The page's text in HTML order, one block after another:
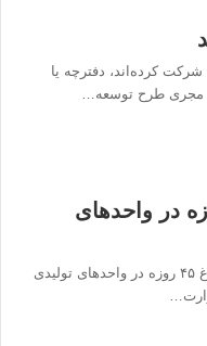
اکثر زنبوردارانی که در سرشماری سال ۱۳۹۸ شرکت کرده‌اند، دفترچه یا
مجری طرح توسعه…
نگهداری مرغ ۴۵روزه در واحد‌های
وزیر جهاد کشاورزی از ممنوعیت نگهداری مرغ ۴۵ روزه در واحد‌های تولیدی